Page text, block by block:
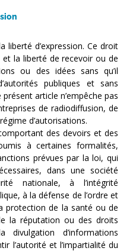
liberté d’expression. Ce droit
et la liberté de recevoir ou de
ou des idées sans qu’il
publiques et sans
article n’empêche pas
de radiodiffusion, de
d’autorisations.
des devoirs et des
à certaines formalités,
prévues par la loi, qui
dans une société
nationale, à l’intégrité
à la défense de l’ordre et
protection de la santé ou de
la réputation ou des droits
divulgation d’informations
l’autorité et l’impartialité du